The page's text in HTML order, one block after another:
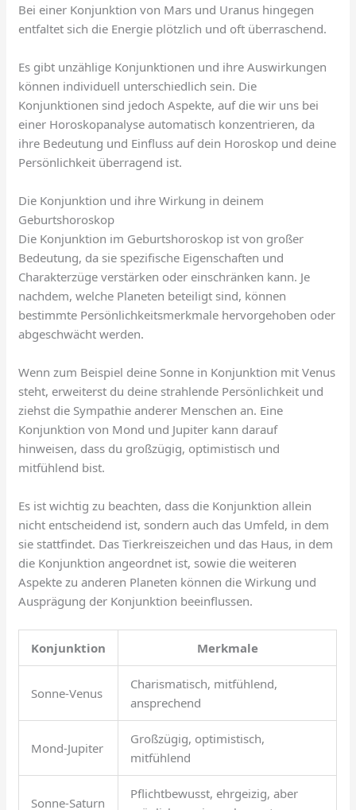
Bei einer Konjunktion von Mars und Uranus hingegen
entfaltet sich die Energie plötzlich und oft überraschend.
Es gibt unzählige Konjunktionen und ihre Auswirkungen
können individuell unterschiedlich sein. Die
Konjunktionen sind jedoch Aspekte, auf die wir uns bei
einer Horoskopanalyse automatisch konzentrieren, da
ihre Bedeutung und Einfluss auf dein Horoskop und deine
Persönlichkeit überragend ist.
Die Konjunktion und ihre Wirkung in deinem
Geburtshoroskop
Die Konjunktion im Geburtshoroskop ist von großer
Bedeutung, da sie spezifische Eigenschaften und
Charakterzüge verstärken oder einschränken kann. Je
nachdem, welche Planeten beteiligt sind, können
bestimmte Persönlichkeitsmerkmale hervorgehoben oder
abgeschwächt werden.
Wenn zum Beispiel deine Sonne in Konjunktion mit Venus
steht, erweiterst du deine strahlende Persönlichkeit und
ziehst die Sympathie anderer Menschen an. Eine
Konjunktion von Mond und Jupiter kann darauf
hinweisen, dass du großzügig, optimistisch und
mitfühlend bist.
Es ist wichtig zu beachten, dass die Konjunktion allein
nicht entscheidend ist, sondern auch das Umfeld, in dem
sie stattfindet. Das Tierkreiszeichen und das Haus, in dem
die Konjunktion angeordnet ist, sowie die weiteren
Aspekte zu anderen Planeten können die Wirkung und
Ausprägung der Konjunktion beeinflussen.
Konjunktion Merkmale
Sonne-Venus
Charismatisch, mitfühlend,
ansprechend
Mond-Jupiter
Großzügig, optimistisch,
mitfühlend
Sonne-Saturn
Pflichtbewusst, ehrgeizig, aber